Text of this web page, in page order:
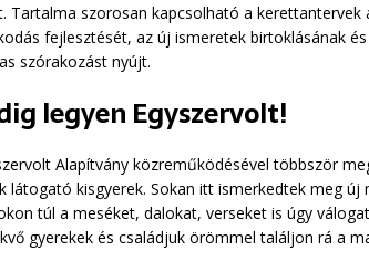
Tartalma szorosan kapcsolható a
fejlesztését, az új ismeretek birtoklásának
szórakozást nyújt.
legyen Egyszervolt!
Alapítvány közreműködésével többször
látogató kisgyerek. Sokan itt ismerkedtek meg
túl a meséket, dalokat, verseket is úgy
gyerekek és családjuk örömmel találjon rá a